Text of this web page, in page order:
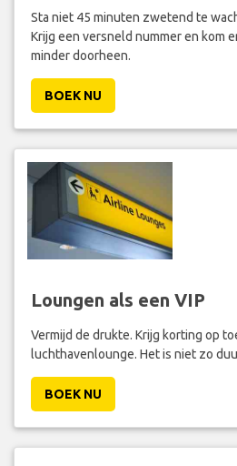
Sta niet 45 minuten zwetend te
Krijg een versneld nummer en kom
minder doorheen.
BOEK NU
Loungen als een VIP
Vermijd de drukte. Krijg korting op
luchthavenlounge. Het is niet zo
BOEK NU